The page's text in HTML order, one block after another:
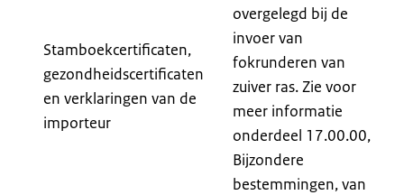
Stamboekcertificaten,
gezondheidscertificaten
en verklaringen van de
importeur
overgelegd bij de
invoer van
fokrunderen van
zuiver ras. Zie voor
meer informatie
onderdeel 17.00.00,
Bijzondere
bestemmingen, van